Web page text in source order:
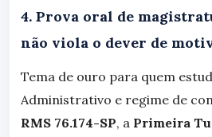
4. Prova oral de
não viola o dever de
Tema de ouro para quem
Administrativo e regime de
RMS 76.174-SP, a Primeira